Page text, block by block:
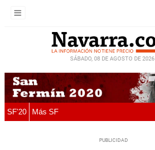
SÁBADO, 08 DE AGOSTO DE 2026
SF'20 Más SF